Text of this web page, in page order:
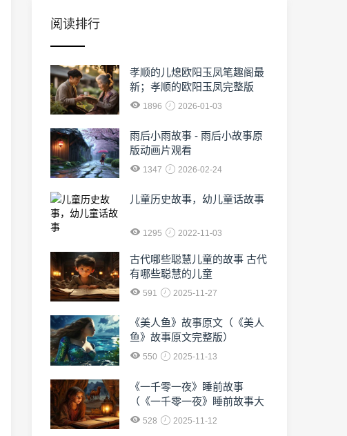
阅读排行
孝顺的儿熄欧阳玉凤笔趣阁最
新；孝顺的欧阳玉凤完整版
1896 2026-01-03
雨后小雨故事 - 雨后小故事原
版动画片观看
1347 2026-02-24
儿童历史故事，幼儿童话故事
1295 2022-11-03
古代哪些聪慧儿童的故事 古代
有哪些聪慧的儿童
591 2025-11-27
《美人鱼》故事原文（《美人
鱼》故事原文完整版）
550 2025-11-13
《一千零一夜》睡前故事
（《一千零一夜》睡前故事大
全）528 2025-11-12